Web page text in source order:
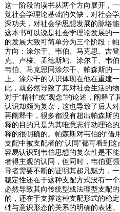
这一阶段的读书从两个方向展开，
觉社会学理论基础的欠缺，对社会
深功夫，对社会学思想发展的脉络
这本书可以说是社会学理论发展的
的发展大致可简单分为三个阶段：
方向：涂尔干、韦伯、马克思。吉
克、卢梭、孟德斯鸠、涂尔干、韦
韦伯、马克思同涂尔干、帕森斯的一
上。涂尔干的认识体现在他在重建
此，就必然导致了其对社会生活的
对于“精神”或“观念”的论述，阐释
认识却颇为复杂，这也导致了后人
再阐释中，很多都没有超出帕森斯
释的目的只是为其唯意志行动理论
释的很明确的。帕森斯对韦伯的“借
支配中被支配者的“认同”都可看到
容易认识到韦伯思想的复杂性是不
者得主观的认同，但同时，韦伯更
导者需要不断的证明其超凡魅力，
稳定性还在于这种支配方式没有一
必然导致其向传统型或法理型支配
的，还在于支撑这种支配形式的稳
础与意识形态的关系的明确的表述。